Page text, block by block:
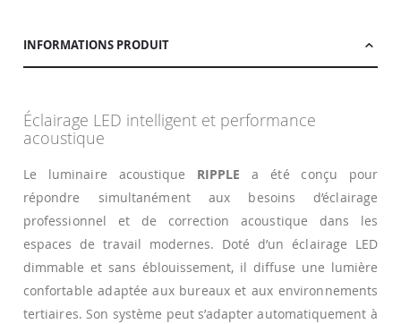
INFORMATIONS PRODUIT
Éclairage LED intelligent et performance
acoustique
Le luminaire acoustique RIPPLE a été conçu pour
répondre simultanément aux besoins d’éclairage
professionnel et de correction acoustique dans les
espaces de travail modernes. Doté d’un éclairage LED
dimmable et sans éblouissement, il diffuse une lumière
confortable adaptée aux bureaux et aux environnements
tertiaires. Son système peut s’adapter automatiquement à